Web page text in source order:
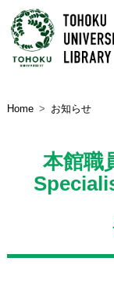
Home お知らせ
本館職